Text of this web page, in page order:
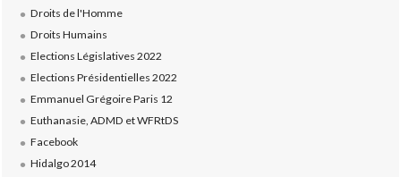
Droits de l'Homme
Droits Humains
Elections Législatives 2022
Elections Présidentielles 2022
Emmanuel Grégoire Paris 12
Euthanasie, ADMD et WFRtDS
Facebook
Hidalgo 2014